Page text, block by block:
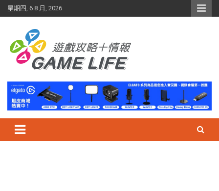
Skip
to
星期四, 6 8 月, 2026